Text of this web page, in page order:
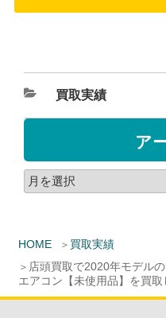
HOME
買取実績
店頭買取で2020年モデル
エアコン【未使用品】を買取
買取実績
ア